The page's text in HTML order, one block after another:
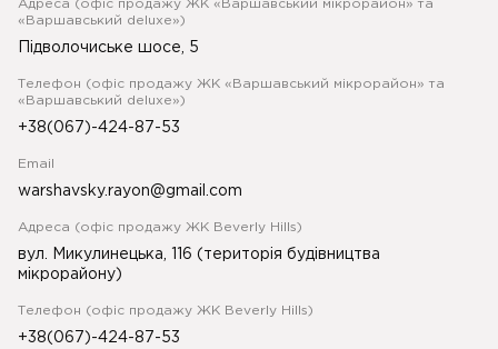
Адреса (офіс продажу ЖК «Варшавський мікрорайон» та
«Варшавський deluxe»)
Підволочиське шосе, 5
Телефон (офіс продажу ЖК «Варшавський мікрорайон» та
«Варшавський deluxe»)
+38(067)-424-87-53
Email
warshavsky.rayon@gmail.com
Адреса (офіс продажу ЖК Beverly Hills)
вул. Микулинецька, 116 (територія будівництва
мікрорайону)
Телефон (офіс продажу ЖК Beverly Hills)
+38(067)-424-87-53